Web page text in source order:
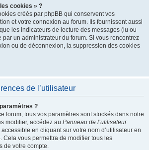
cookies » ?
créés par phpBB qui conservent vos
et votre connexion au forum. Ils fournissent aussi
les indicateurs de lecture des messages (lu ou
par un administrateur du forum. Si vous rencontrez
ou de déconnexion, la suppression des cookies
de l’utilisateur
?
forum, tous vos paramètres sont stockés dans notre
modifier, accédez au Panneau de l’utilisateur
en cliquant sur votre nom d’utilisateur en
Cela vous permettra de modifier tous les
de votre compte.